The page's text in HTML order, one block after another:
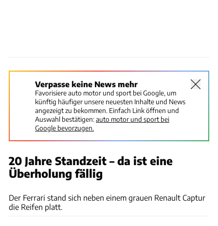
Verpasse keine News mehr
Favorisiere auto motor und sport bei Google, um
künftig häufiger unsere neuesten Inhalte und News
angezeigt zu bekommen. Einfach Link öffnen und
Auswahl bestätigen:auto motor und sport bei
Google bevorzugen.
20 Jahre Standzeit – da ist eine
Überholung fällig
Der Ferrari stand sich neben einem grauen Renault Captur
die Reifen platt.